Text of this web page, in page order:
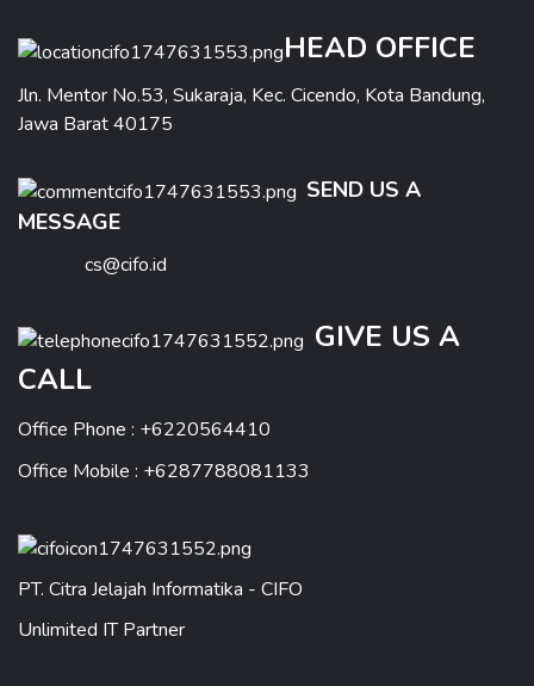
HEAD OFFICE
Jln. Mentor No.53, Sukaraja, Kec. Cicendo, Kota Bandung,
Jawa Barat 40175
SEND US A
MESSAGE
cs@cifo.id
GIVE US A
CALL
Office Phone : +6220564410
Office Mobile : +6287788081133
PT. Citra Jelajah Informatika - CIFO
Unlimited IT Partner